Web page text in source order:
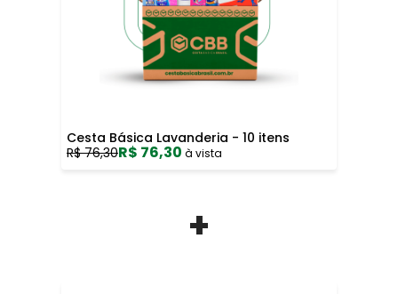
Cesta Básica Lavanderia - 10 itens
R$ 76,30R$ 76,30 à vista
+